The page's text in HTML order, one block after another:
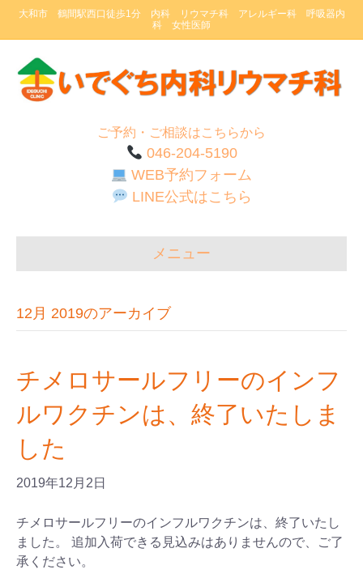
大和市 鶴間駅西口徒歩1分 内科 リウマチ科 アレルギー科 呼吸器内
科 女性医師
ご予約・ご相談はこちらから
046-204-5190
WEB予約フォーム
LINE公式はこちら
メニュー
12月 2019のアーカイブ
チメロサールフリーのインフ
ルワクチンは、終了いたしま
した
2019年12月2日
チメロサールフリーのインフルワクチンは、終了いたし
ました。 追加入荷できる見込みはありませんので、ご了
承ください。